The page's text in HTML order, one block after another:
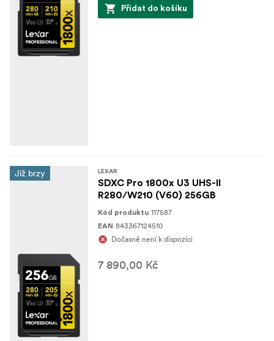
Přidat do košíku
Již brzy LEXAR
SDXC Pro 1800x U3 UHS-II
R280/W210 (V60) 256GB
Kód produktu 117587
EAN 843367124510
Dočasně není k dispozici
7 890,00 Kč